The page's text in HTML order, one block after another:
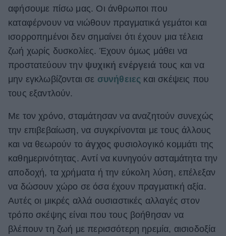
Χωρίς Ταμπέλες
Women's Forum
Hautes Grecians
Γάμος
Market News
αφήσουμε πίσω μας. Οι άνθρωποι που
καταφέρνουν να νιώθουν πραγματικά γεμάτοι και
ισορροπημένοι δεν σημαίνει ότι έχουν μια τέλεια
ζωή χωρίς δυσκολίες. Έχουν όμως μάθει να
προστατεύουν την ψυχική ενέργειά τους και να
μην εγκλωβίζονται σε συνήθειες και σκέψεις που
τους εξαντλούν.
Με τον χρόνο, σταμάτησαν να αναζητούν συνεχώς
την επιβεβαίωση, να συγκρίνονται με τους άλλους
και να θεωρούν το άγχος φυσιολογικό κομμάτι της
καθημερινότητας. Αντί να κυνηγούν ασταμάτητα την
αποδοχή, τα χρήματα ή την εύκολη λύση, επέλεξαν
να δώσουν χώρο σε όσα έχουν πραγματική αξία.
Αυτές οι μικρές αλλά ουσιαστικές αλλαγές στον
τρόπο σκέψης είναι που τους βοήθησαν να
βλέπουν τη ζωή με περισσότερη ηρεμία, αισιοδοξία